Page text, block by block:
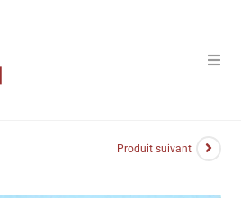
Produit suivant